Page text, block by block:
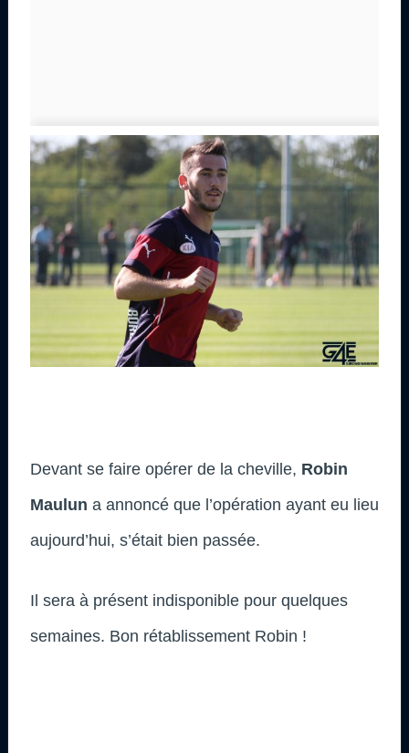
Devant se faire opérer de la cheville, Robin
Maulun a annoncé que l’opération ayant eu lieu
aujourd’hui, s’était bien passée.
Il sera à présent indisponible pour quelques
semaines. Bon rétablissement Robin !